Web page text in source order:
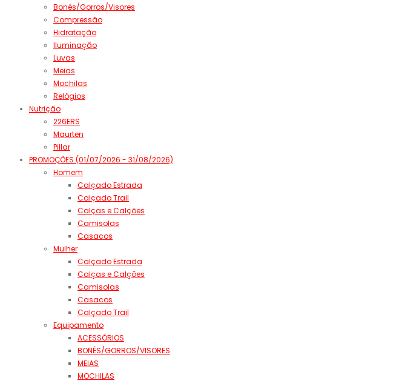
Bonés/Gorros/Visores
Compressão
Hidratação
Iluminação
Luvas
Meias
Mochilas
Relógios
Nutrição
226ERS
Maurten
Pillar
PROMOÇÕES (01/07/2026 - 31/08/2026)
Homem
Calçado Estrada
Calçado Trail
Calças e Calções
Camisolas
Casacos
Mulher
Calçado Estrada
Calças e Calções
Camisolas
Casacos
Calçado Trail
Equipamento
ACESSÓRIOS
BONÉS/GORROS/VISORES
MEIAS
MOCHILAS